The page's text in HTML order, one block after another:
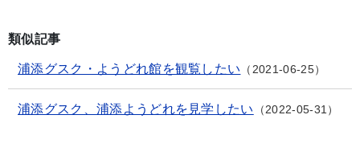
類似記事
浦添グスク・ようどれ館を観覧したい 2021-06-25
浦添グスク、浦添ようどれを見学したい 2022-05-31